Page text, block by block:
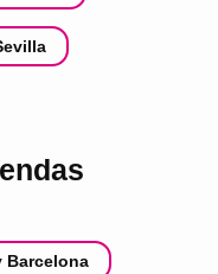
Barcelona